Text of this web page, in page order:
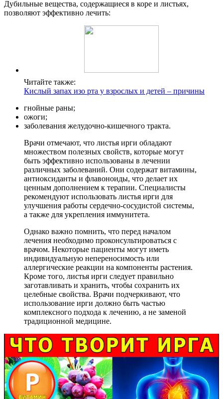
Дубильные вещества, содержащиеся в коре и листьях,
позволяют эффективно лечить:
Читайте также:
Кислый запах изо рта у взрослых и детей – причины
гнойные раны;
ожоги;
заболевания желудочно-кишечного тракта.
Врачи отмечают, что листья ирги обладают
множеством полезных свойств, которые могут
быть эффективно использованы в лечении
различных заболеваний. Они содержат витамины,
антиоксиданты и флавоноиды, что делает их
ценным дополнением к терапии. Специалисты
рекомендуют использовать листья ирги для
улучшения работы сердечно-сосудистой системы,
а также для укрепления иммунитета.
Однако важно помнить, что перед началом
лечения необходимо проконсультироваться с
врачом. Некоторые пациенты могут иметь
индивидуальную непереносимость или
аллергические реакции на компоненты растения.
Кроме того, листья ирги следует правильно
заготавливать и хранить, чтобы сохранить их
целебные свойства. Врачи подчеркивают, что
использование ирги должно быть частью
комплексного подхода к лечению, а не заменой
традиционной медицине.